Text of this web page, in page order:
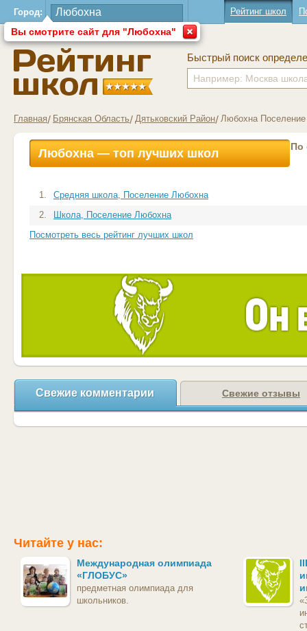
Город:
Вы смотрите сайт для "Любохна"
Рейтинг школ
Быстрый поиск
Главная Брянская Область Дятьковский Район Любохна Поселение
Любохна — топ лучших школ По
1.
Средняя школа, Поселение Любохна
2.
Школа, Поселение Любохна
Посмотреть весь рейтинг лучших школ
Свежие комментарии Свежие отзывы
Читайте у нас:
Международная олимпиада
«ГЛОБУС»
предметная олимпиада для
школьников.